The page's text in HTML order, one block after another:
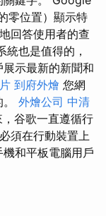
零位置）顯示特
回答使用者的查
也是值得的，
示最新的新聞和
到府外燴 您網
外燴公司 中清
谷歌一直遵循行
須在行動裝置上
和平板電腦用戶